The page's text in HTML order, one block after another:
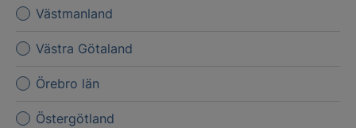
Västmanland
Västra Götaland
Örebro län
Östergötland